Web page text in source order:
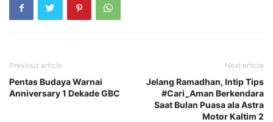
Previous article
Pentas Budaya Warnai
Anniversary 1 Dekade GBC
Next article
Jelang Ramadhan, Intip Tips
#Cari_Aman Berkendara
Saat Bulan Puasa ala Astra
Motor Kaltim 2